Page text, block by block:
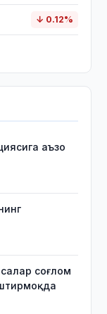
↓ 0.12%
аъзо
соғлом